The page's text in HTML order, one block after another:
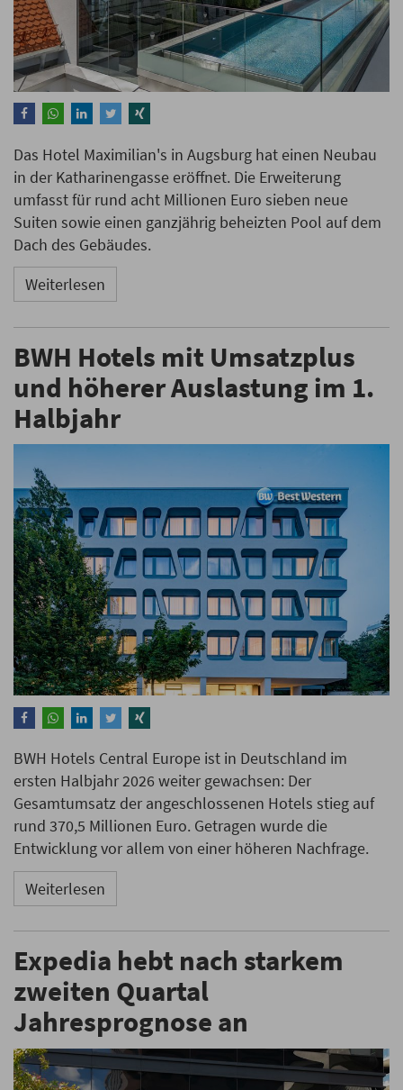
Das Hotel Maximilian's in Augsburg hat einen Neubau
in der Katharinengasse eröffnet. Die Erweiterung
umfasst für rund acht Millionen Euro sieben neue
Suiten sowie einen ganzjährig beheizten Pool auf dem
Dach des Gebäudes.
Weiterlesen
BWH Hotels mit Umsatzplus
und höherer Auslastung im 1.
Halbjahr
BWH Hotels Central Europe ist in Deutschland im
ersten Halbjahr 2026 weiter gewachsen: Der
Gesamtumsatz der angeschlossenen Hotels stieg auf
rund 370,5 Millionen Euro. Getragen wurde die
Entwicklung vor allem von einer höheren Nachfrage.
Weiterlesen
Expedia hebt nach starkem
zweiten Quartal
Jahresprognose an